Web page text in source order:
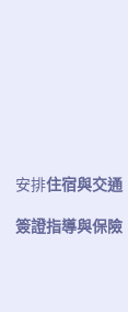
安排住宿與交通
簽證指導與保險